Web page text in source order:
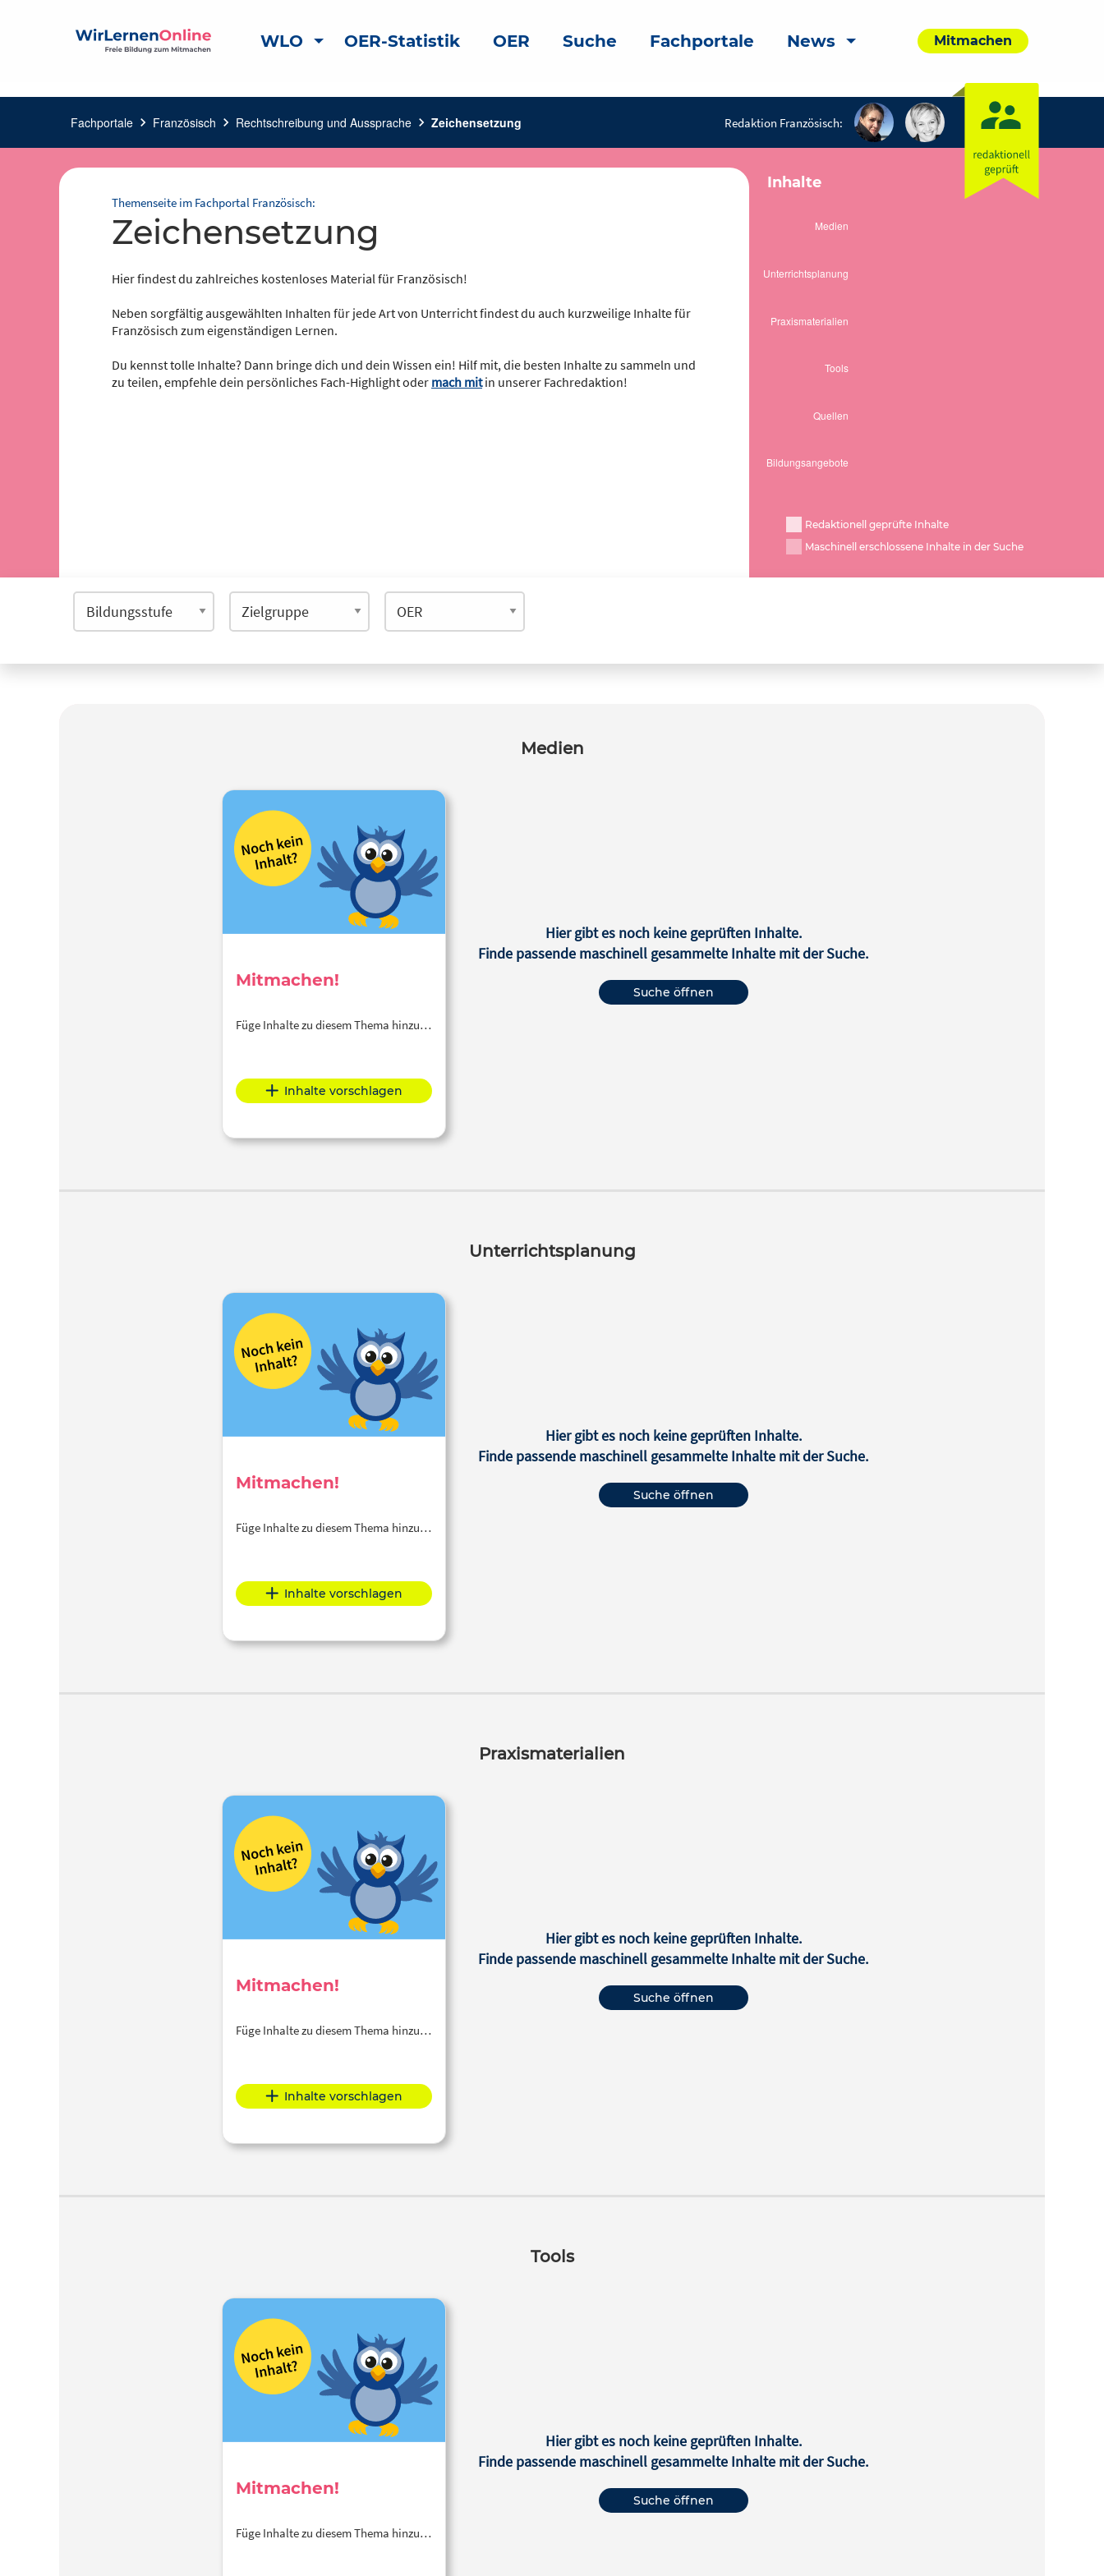
WLO OER-Statistik OER Suche Fachportale News Mitmachen
Fachportale chevron_right Französisch chevron_right Rechtschreibung und Aussprache chevron_right Zeichensetzung Redaktion Französisch:
Themenseite im Fachportal Französisch:
Zeichensetzung
Hier findest du zahlreiches kostenloses Material für Französisch!
Neben sorgfältig ausgewählten Inhalten für jede Art von Unterricht findest du auch kurzweilige Inhalte für
Französisch zum eigenständigen Lernen.
Du kennst tolle Inhalte? Dann bringe dich und dein Wissen ein! Hilf mit, die besten Inhalte zu sammeln und
zu teilen, empfehle dein persönliches Fach-Highlight oder mach mitin unserer Fachredaktion!
Inhalte
Redaktionell geprüfte Inhalte
Maschinell erschlossene Inhalte in der Suche
Medien
Mitmachen!
Füge Inhalte zu diesem Thema hinzu…
Inhalte vorschlagen
Hier gibt es noch keine geprüften Inhalte.
Finde passende maschinell gesammelte Inhalte mit der Suche.
Suche öffnen
Unterrichtsplanung
Mitmachen!
Füge Inhalte zu diesem Thema hinzu…
Inhalte vorschlagen
Hier gibt es noch keine geprüften Inhalte.
Finde passende maschinell gesammelte Inhalte mit der Suche.
Suche öffnen
Praxismaterialien
Mitmachen!
Füge Inhalte zu diesem Thema hinzu…
Inhalte vorschlagen
Hier gibt es noch keine geprüften Inhalte.
Finde passende maschinell gesammelte Inhalte mit der Suche.
Suche öffnen
Tools
Mitmachen!
Füge Inhalte zu diesem Thema hinzu…
Hier gibt es noch keine geprüften Inhalte.
Finde passende maschinell gesammelte Inhalte mit der Suche.
Suche öffnen